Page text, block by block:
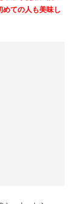
めての人も美味し